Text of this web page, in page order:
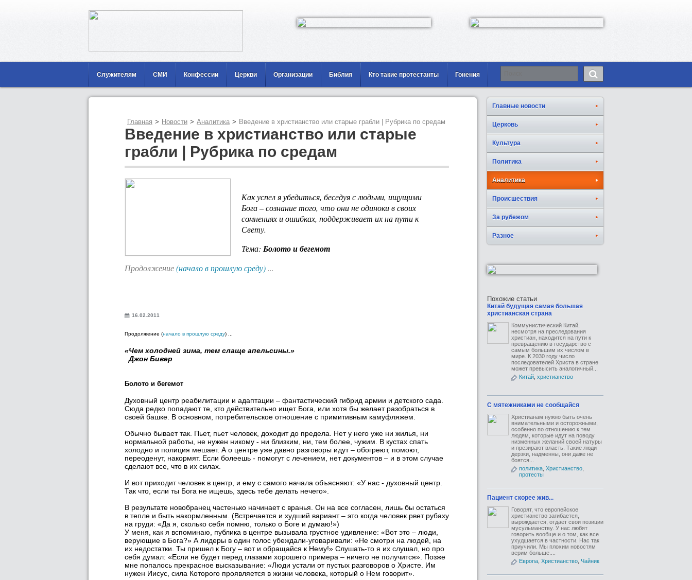
Служителям СМИ Конфессии Церкви Организации Библия Кто такие протестанты Гонения
Главная > Новости > Аналитика > Введение в христианство или старые грабли | Рубрика по средам
Введение в христианство или старые
грабли | Рубрика по средам
Как успел я убедиться, беседуя с людьми, ищущими
Бога – сознание того, что они не одиноки в своих
сомнениях и ошибках, поддерживает их на пути к
Свету.
Тема: Болото и бегемот
Продолжение(начало в прошлую среду)...
16.02.2011
Продолжение (начало в прошлую среду) ...
«Чем холодней зима, тем слаще апельсины.»
Джон Бивер
Болото и бегемот
Духовный центр реабилитации и адаптации – фантастический гибрид армии и детского сада.
Сюда редко попадают те, кто действительно ищет Бога, или хотя бы желает разобраться в
своей башке. В основном, потребительское отношение с примитивным камуфляжем.
Обычно бывает так. Пьет, пьет человек, доходит до предела. Нет у него уже ни жилья, ни
нормальной работы, не нужен никому - ни близким, ни, тем более, чужим. В кустах спать
холодно и полиция мешает. А о центре уже давно разговоры идут – обогреют, помоют,
переоденут, накормят. Если болеешь - помогут с лечением, нет документов – и в этом случае
сделают все, что в их силах.
И вот приходит человек в центр, и ему с самого начала объясняют: «У нас - духовный центр.
Так что, если ты Бога не ищешь, здесь тебе делать нечего».
В результате новобранец частенько начинает с вранья. Он на все согласен, лишь бы остаться
в тепле и быть накормленным. (Встречается и худший вариант – это когда человек рвет рубаху
на груди: «Да я, сколько себя помню, только о Боге и думаю!»)
У меня, как я вспоминаю, публика в центре вызывала грустное удивление: «Вот это – люди,
верующие в Бога?» А лидеры в один голос убеждали-уговаривали: «Не смотри на людей, на
их недостатки. Ты пришел к Богу – вот и обращайся к Нему!» Слушать-то я их слушал, но про
себя думал: «Если не будет перед глазами хорошего примера – ничего не получится». Позже
мне попалось прекрасное высказывание: «Люди устали от пустых разговоров о Христе. Им
нужен Иисус, сила Которого проявляется в жизни человека, который о Нем говорит».
Главные новости
Церковь
Культура
Политика
Аналитика
Происшествия
За рубежом
Разное
Похожие статьи
Китай будущая самая большая
христианская страна
Коммунистический Китай,
несмотря на преследования
христиан, находится на пути к
превращению в государство с
самым большим их числом в
мире. К 2030 году число
последователей Христа в стране
может превысить аналогичный...
Китай христианство
C мятежниками не сообщайся
Христианам нужно быть очень
внимательными и осторожными,
особенно по отношению к тем
людям, которые идут на поводу
низменных желаний своей натуры
и презирают власть. Такие люди
дерзки, надменны, они даже не
боятся...
политика Христианство
протесты
Пациент скорее жив...
Говорят, что европейское
христианство загибается,
вырождается, отдает свои позиции
мусульманству. У нас любят
говорить вообще и о том, как все
ухудшается в частности. Нас так
приучили. Мы плохим новостям
верим больше....
Европа Христианство Чайник